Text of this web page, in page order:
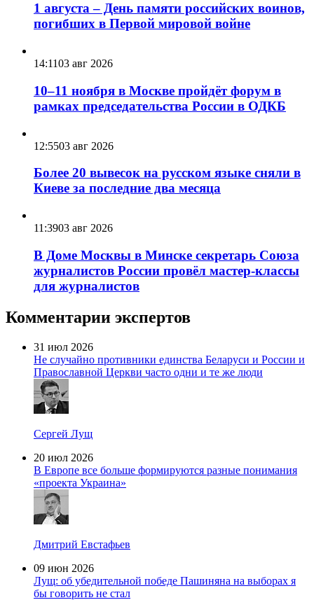
1 августа – День памяти российских воинов,
погибших в Первой мировой войне
14:1103 авг 2026
10–11 ноября в Москве пройдёт форум в
рамках председательства России в ОДКБ
12:5503 авг 2026
Более 20 вывесок на русском языке сняли в
Киеве за последние два месяца
11:3903 авг 2026
В Доме Москвы в Минске секретарь Союза
журналистов России провёл мастер-классы
для журналистов
Комментарии экспертов
31 июл 2026
Не случайно противники единства Беларуси и России и
Православной Церкви часто одни и те же люди
Сергей Лущ
20 июл 2026
В Европе все больше формируются разные понимания
«проекта Украина»
Дмитрий Евстафьев
09 июн 2026
Лущ: об убедительной победе Пашиняна на выборах я
бы говорить не стал